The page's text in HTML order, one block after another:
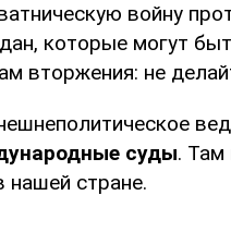
войну
которые могут
вторжения: не
суды.
нашей стране.